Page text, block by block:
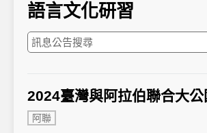
語言文化研習
阿聯